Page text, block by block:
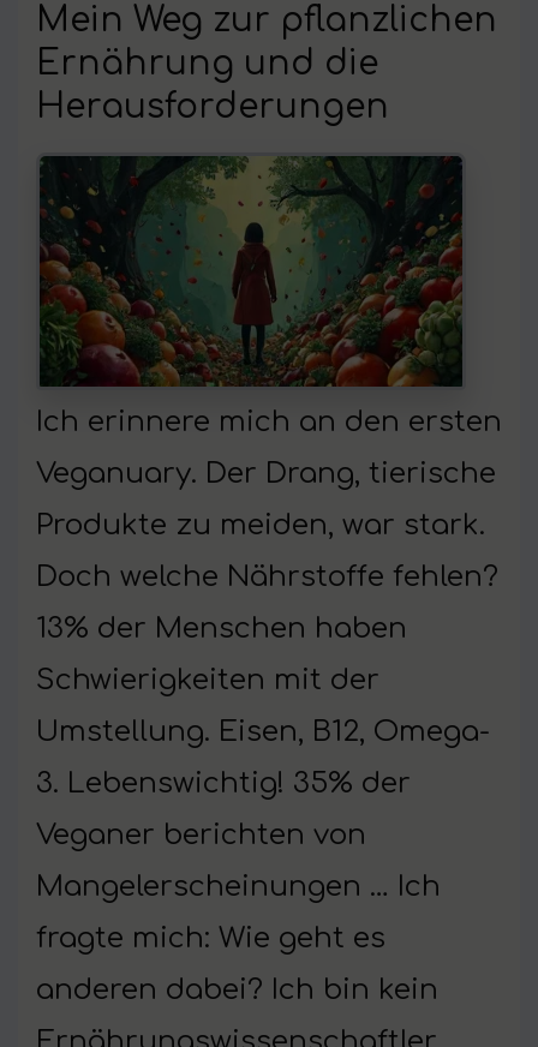
Mein Weg zur pflanzlichen
Ernährung und die
Herausforderungen
Ich erinnere mich an den ersten
Veganuary. Der Drang, tierische
Produkte zu meiden, war stark.
Doch welche Nährstoffe fehlen?
13% der Menschen haben
Schwierigkeiten mit der
Umstellung. Eisen, B12, Omega-
3. Lebenswichtig! 35% der
Veganer berichten von
Mangelerscheinungen … Ich
fragte mich: Wie geht es
anderen dabei? Ich bin kein